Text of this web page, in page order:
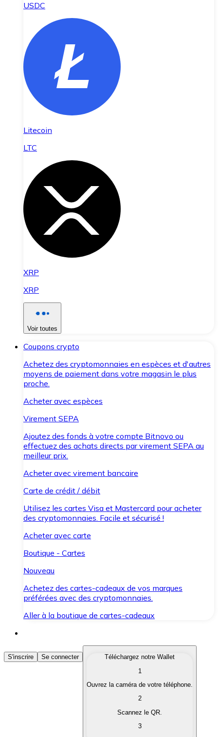
USDC
Litecoin
LTC
XRP
XRP
Voir toutes
Coupons crypto
Achetez des cryptomonnaies en espèces et d'autres
moyens de paiement dans votre magasin le plus
proche.
Acheter avec espèces
Virement SEPA
Ajoutez des fonds à votre compte Bitnovo ou
effectuez des achats directs par virement SEPA au
meilleur prix.
Acheter avec virement bancaire
Carte de crédit / débit
Utilisez les cartes Visa et Mastercard pour acheter
des cryptomonnaies. Facile et sécurisé !
Acheter avec carte
Boutique - Cartes
Nouveau
Achetez des cartes-cadeaux de vos marques
préférées avec des cryptomonnaies.
Aller à la boutique de cartes-cadeaux
Acheter des Cryptomonnaies
Achetez les cryptomonnaies qui vous intéressent
Convertissez vos cryptomonnaies en monnaie
S'inscrire Se connecter
Téléchargez notre Wallet
1
Ouvrez la caméra de votre téléphone.
2
Scannez le QR.
3